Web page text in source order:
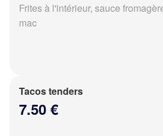
Frites à l'intérieur, sauce
mac
Tacos tenders
7.50 €